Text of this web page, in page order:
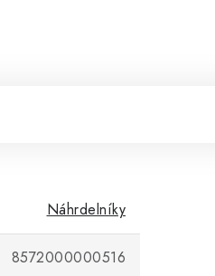
Náhrdelníky
8572000000516